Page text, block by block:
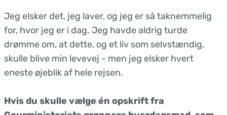
Jeg elsker det, jeg laver, og jeg er så taknemmelig
for, hvor jeg er i dag. Jeg havde aldrig turde
drømme om, at dette, og et liv som selvstændig,
skulle blive min levevej - men jeg elsker hvert
eneste øjeblik af hele rejsen.
Hvis du skulle vælge én opskrift fra